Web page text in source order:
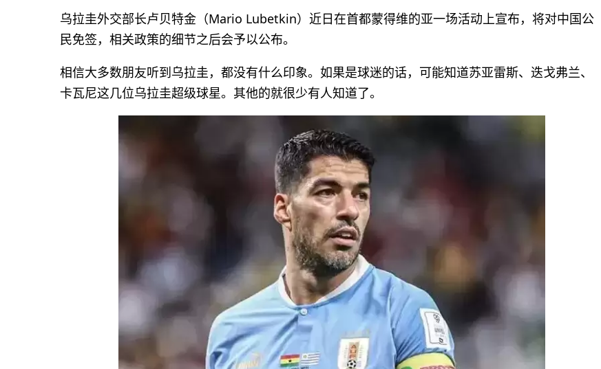
乌拉圭外交部长卢贝特金（Mario Lubetkin）近日在首都蒙得维的亚一场活动上宣布，将对中国公
民免签，相关政策的细节之后会予以公布。
相信大多数朋友听到乌拉圭，都没有什么印象。如果是球迷的话，可能知道苏亚雷斯、迭戈弗兰、
卡瓦尼这几位乌拉圭超级球星。其他的就很少有人知道了。